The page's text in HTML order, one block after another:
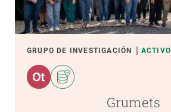
GRUPO DE INVESTIGACIÓN ACTIVO
Grumets